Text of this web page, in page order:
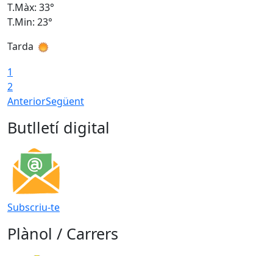
T.Màx: 33°
T.Min: 23°
Tarda
1
2
AnteriorSegüent
Butlletí digital
Subscriu-te
Plànol / Carrers